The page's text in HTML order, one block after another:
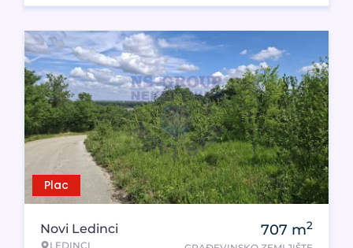
Plac
Novi Ledinci
LEDINCI
707 m2